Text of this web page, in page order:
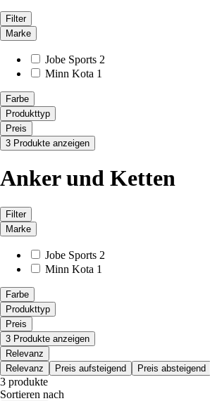
Filter
Marke
Jobe Sports 2
Minn Kota 1
Farbe
Produkttyp
Preis
3 Produkte anzeigen
Anker und Ketten
Filter
Marke
Jobe Sports 2
Minn Kota 1
Farbe
Produkttyp
Preis
3 Produkte anzeigen
Relevanz
Relevanz
Preis aufsteigend Preis absteigend
3 produkte
Sortieren nach